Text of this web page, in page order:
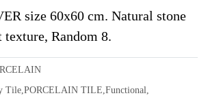
size 60x60 cm. Natural stone
Random 8.
Tile,PORCELAIN TILE,Functional,